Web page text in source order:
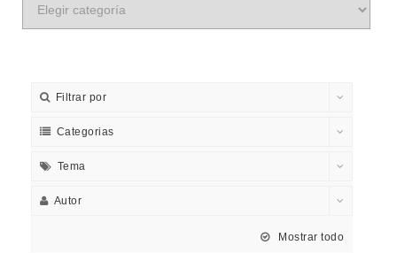
Filtrar por
Categorias
Tema
Autor
Mostrar todo